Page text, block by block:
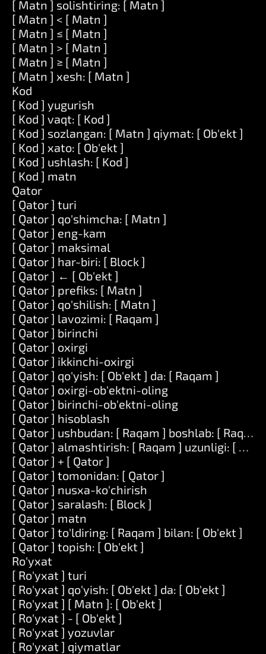
[ Matn ] solishtiring: [ Matn ]
[ Matn ] < [ Matn ]
[ Matn ] ≤ [ Matn ]
[ Matn ] > [ Matn ]
[ Matn ] ≥ [ Matn ]
[ Matn ] xesh: [ Matn ]
Kod
[ Kod ] yugurish
[ Kod ] vaqt: [ Kod ]
[ Kod ] sozlangan: [ Matn ] qiymat: [ Ob'ekt ]
[ Kod ] xato: [ Ob'ekt ]
[ Kod ] ushlash: [ Kod ]
[ Kod ] matn
Qator
[ Qator ] turi
[ Qator ] qo'shimcha: [ Matn ]
[ Qator ] eng-kam
[ Qator ] maksimal
[ Qator ] har-biri: [ Block ]
[ Qator ] ← [ Ob'ekt ]
[ Qator ] prefiks: [ Matn ]
[ Qator ] qo'shilish: [ Matn ]
[ Qator ] lavozimi: [ Raqam ]
[ Qator ] birinchi
[ Qator ] oxirgi
[ Qator ] ikkinchi-oxirgi
[ Qator ] qo'yish: [ Ob'ekt ] da: [ Raqam ]
[ Qator ] oxirgi-ob'ektni-oling
[ Qator ] birinchi-ob'ektni-oling
[ Qator ] hisoblash
[ Qator ] ushbudan: [ Raqam ] boshlab: [ Raqam
[ Qator ] almashtirish: [ Raqam ] uzunligi: [
[ Qator ] + [ Qator ]
[ Qator ] tomonidan: [ Qator ]
[ Qator ] nusxa-ko'chirish
[ Qator ] saralash: [ Block ]
[ Qator ] matn
[ Qator ] to'ldiring: [ Raqam ] bilan: [ Ob'ekt ]
[ Qator ] topish: [ Ob'ekt ]
Ro'yxat
[ Ro'yxat ] turi
[ Ro'yxat ] qo'yish: [ Ob'ekt ] da: [ Ob'ekt ]
[ Ro'yxat ] [ Matn ]: [ Ob'ekt ]
[ Ro'yxat ] - [ Ob'ekt ]
[ Ro'yxat ] yozuvlar
[ Ro'yxat ] qiymatlar